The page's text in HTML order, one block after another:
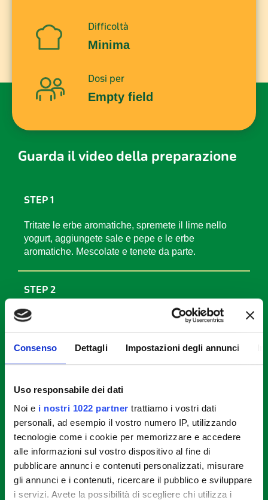
Consenso Dettagli Impostazioni degli annunci
Uso responsabile dei dati
Noi e i nostri 1022 partner trattiamo i vostri dati
personali, ad esempio il vostro numero IP, utilizzando
tecnologie come i cookie per memorizzare e accedere
alle informazioni sul vostro dispositivo al fine di
pubblicare annunci e contenuti personalizzati, misurare
gli annunci e i contenuti, ricercare il pubblico e sviluppare
i servizi. Avete la possibilità di scegliere chi utilizza i
Difficoltà
Minima
Dosi per
Empty field
STEP 1
Tritate le erbe aromatiche, spremete il lime nello
yogurt, aggiungete sale e pepe e le erbe
aromatiche. Mescolate e tenete da parte.
STEP 2
Lavate i pomodori e divideteli a fette spesse.
STEP 3
erbe e lasciateli riposare per 10 minuti.
STEP 4
Disponete gli spiedini e i pomodori sopra una
griglia da forno, salate i pomodori e infornate a 220
°C per 15 minuti. Servite gli spiedini
accompagnandoli con i pomodori.
Guarda il video della preparazione